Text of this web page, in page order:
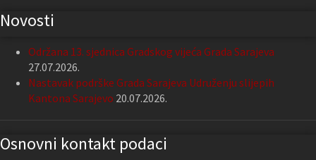
Novosti
Održana 13. sjednica Gradskog vijeća Grada Sarajeva
27.07.2026.
Nastavak podrške Grada Sarajeva Udruženju slijepih
Kantona Sarajevo 20.07.2026.
Osnovni kontakt podaci